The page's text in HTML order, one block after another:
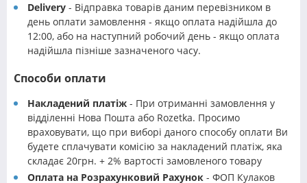
Delivery - Відправка товарів даним перевізником в
день оплати замовлення - якщо оплата надійшла до
12:00, або на наступний робочий день - якщо оплата
надійшла пізніше зазначеного часу.
Способи оплати
Накладений платіж - При отриманні замовлення у
відділенні Нова Пошта або Rozetka. Просимо
враховувати, що при виборі даного способу оплати Ви
будете сплачувати комісію за накладений платіж, яка
складає 20грн. + 2% вартості замовленого товару
Оплата на Розрахунковий Рахунок - ФОП Кулаков